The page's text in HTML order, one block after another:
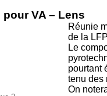
VA – Lens
Réunie
de la
Le
pourtant
tenu des
On